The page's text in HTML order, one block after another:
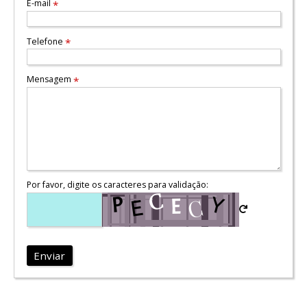
E-mail *
Telefone *
Mensagem *
Por favor, digite os caracteres para validação:
Enviar